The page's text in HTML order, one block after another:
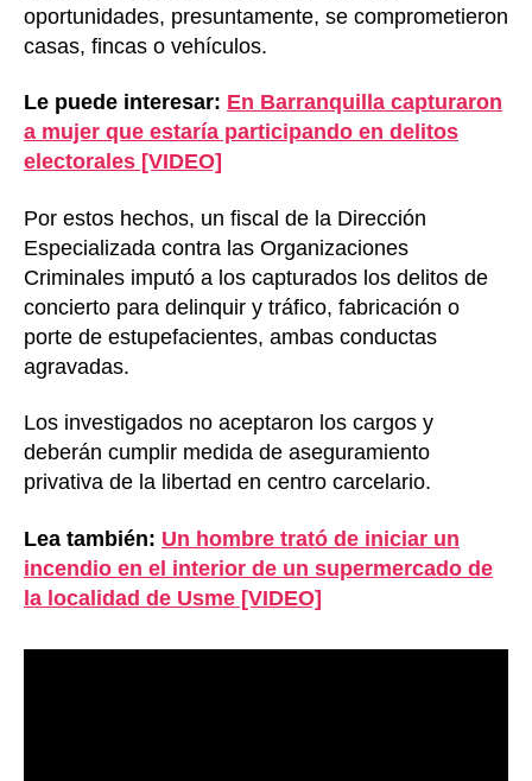
oportunidades, presuntamente, se comprometieron
casas, fincas o vehículos.
Le puede interesar: En Barranquilla capturaron
a mujer que estaría participando en delitos
electorales [VIDEO]
Por estos hechos, un fiscal de la Dirección
Especializada contra las Organizaciones
Criminales imputó a los capturados los delitos de
concierto para delinquir y tráfico, fabricación o
porte de estupefacientes, ambas conductas
agravadas.
Los investigados no aceptaron los cargos y
deberán cumplir medida de aseguramiento
privativa de la libertad en centro carcelario.
Lea también: Un hombre trató de iniciar un
incendio en el interior de un supermercado de
la localidad de Usme [VIDEO]